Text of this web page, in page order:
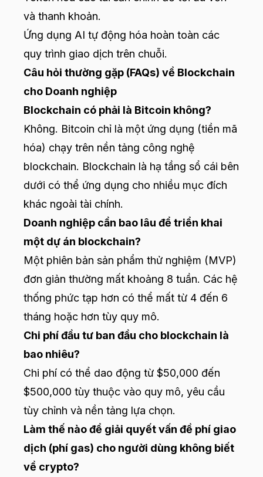
và thanh khoản.
Ứng dụng AI tự động hóa hoàn toàn các
quy trình giao dịch trên chuỗi.
Câu hỏi thường gặp (FAQs) về Blockchain
cho Doanh nghiệp
Blockchain có phải là Bitcoin không?
Không. Bitcoin chỉ là một ứng dụng (tiền mã
hóa) chạy trên nền tảng công nghệ
blockchain. Blockchain là hạ tầng sổ cái bên
dưới có thể ứng dụng cho nhiều mục đích
khác ngoài tài chính.
Doanh nghiệp cần bao lâu để triển khai
một dự án blockchain?
Một phiên bản sản phẩm thử nghiệm (MVP)
đơn giản thường mất khoảng 8 tuần. Các hệ
thống phức tạp hơn có thể mất từ 4 đến 6
tháng hoặc hơn tùy quy mô.
Chi phí đầu tư ban đầu cho blockchain là
bao nhiêu?
Chi phí có thể dao động từ $50,000 đến
$500,000 tùy thuộc vào quy mô, yêu cầu
tùy chỉnh và nền tảng lựa chọn.
Làm thế nào để giải quyết vấn đề phí giao
dịch (phí gas) cho người dùng không biết
về crypto?